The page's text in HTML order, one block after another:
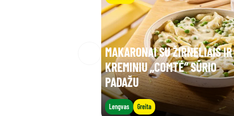
MAKARONAI SU ŽIRNELIAIS IR
KREMINIU „COMTÉ“ SŪRIO
PADAŽU
Lengvas Greita